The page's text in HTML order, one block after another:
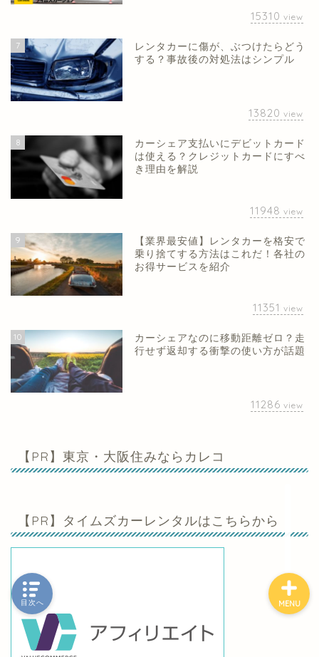
15310 view
7
レンタカーに傷が、ぶつけたらどう
する？事故後の対処法はシンプル
13820 view
8
カーシェア支払いにデビットカード
は使える？クレジットカードにすべ
き理由を解説
11948 view
9
【業界最安値】レンタカーを格安で
乗り捨てする方法はこれだ！各社の
お得サービスを紹介
11351 view
10
カーシェアなのに移動距離ゼロ？走
行せず返却する衝撃の使い方が話題
11286 view
【PR】東京・大阪住みならカレコ
【PR】タイムズカーレンタルはこちらから
MENU
レンタカー
目次へ